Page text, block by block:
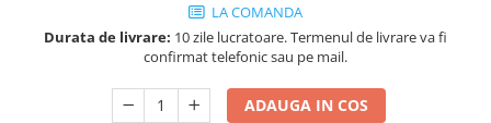
Rotile mobilier
Scule si unelte
LA COMANDA
Durata de livrare: 10 zile lucratoare. Termenul de livrare va fi
confirmat telefonic sau pe mail.
ADAUGA IN COS